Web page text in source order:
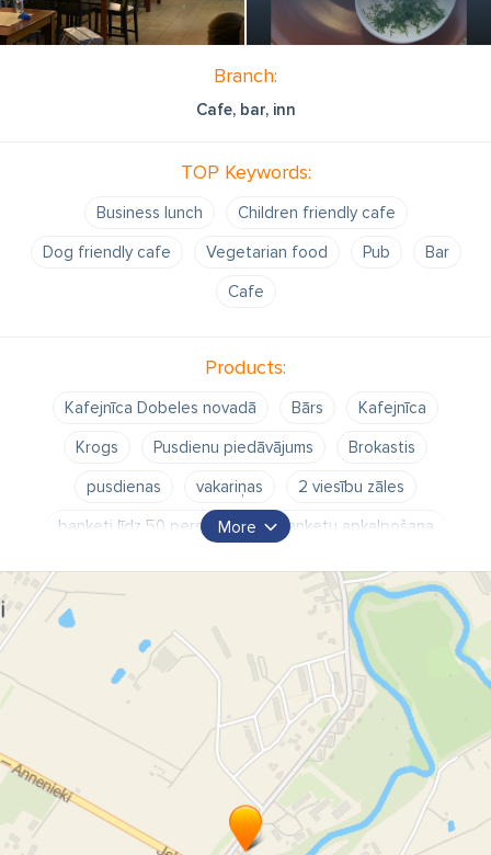
Branch:
Cafe, bar, inn
TOP Keywords:
Business lunch
Children friendly cafe
Dog friendly cafe
Vegetarian food Pub
Bar
Cafe
Products:
Kafejnīca Dobeles novadā Bārs
Kafejnīca
Krogs
Pusdienu piedāvājums
Brokastis
pusdienas
vakariņas
2 viesību zāles
banketi līdz 50 personām
banketu apkalpošana
var rīkot banketus
semināru telpas
svinēt kāzas
dzimšanas dienas
jubilejas
telpas pasākumiem
izbraukuma banketi
banketi
banketu rīkošana
kāzu svinības
svinības
Dobele
bērniem draudzīga kafejnīca
suņiem draudzīga kafejnīca
veģetārā virtuve
More